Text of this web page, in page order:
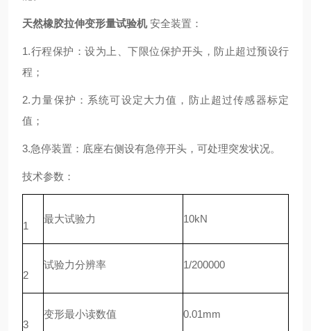
天然橡胶拉伸变形量试验机安全装置：
1.行程保护：设为上、下限位保护开头，防止超过预设行
程；
2.力量保护：系统可设定大力值，防止超过传感器标定
值；
3.急停装置：底座右侧设有急停开头，可处理突发状况。
技术参数：
1
最大试验力 10kN
2
试验力分辨率 1/200000
3
变形最小读数值 0.01mm